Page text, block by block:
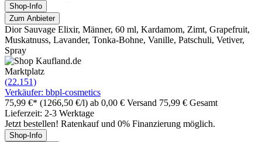
Shop-Info
Zum Anbieter
Dior Sauvage Elixir, Männer, 60 ml, Kardamom, Zimt, Grapefruit,
Muskatnuss, Lavander, Tonka-Bohne, Vanille, Patschuli, Vetiver,
Spray
Marktplatz
(22.151)
Verkäufer: bbpl-cosmetics
75,99 €* (1266,50 €/l) ab 0,00 € Versand 75,99 € Gesamt
Lieferzeit: 2-3 Werktage
Jetzt bestellen! Ratenkauf und 0% Finanzierung möglich.
Shop-Info